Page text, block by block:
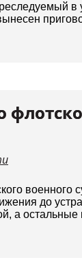
в
военного
до
а